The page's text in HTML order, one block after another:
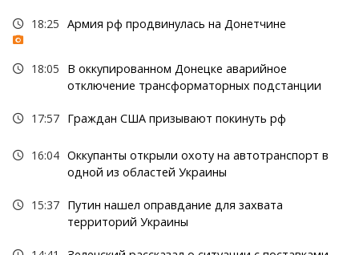
18:25 Армия рф продвинулась на Донетчине
18:05
В оккупированном Донецке аварийное
отключение трансформаторных подстанции
17:57 Граждан США призывают покинуть рф
16:04 Оккупанты открыли охоту на автотранспорт в
одной из областей Украины
15:37 Путин нашел оправдание для захвата
территорий Украины